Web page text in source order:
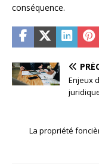
conséquence.
Enjeux
La propriété